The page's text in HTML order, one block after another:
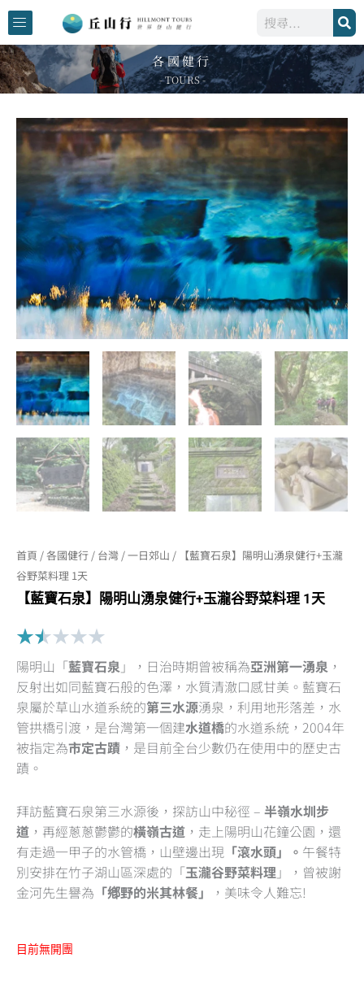
跳
至
主
要
內
搜
各國健行
- TOURS -
首頁 /各國健行 / 台灣 /一日郊山 / 【藍寶石泉】陽明山湧泉健行+玉瀧
谷野菜料理 1天
【藍寶石泉】陽明山湧泉健行+玉瀧谷野菜料理 1天
★★★★★
1.5
out
of
5
陽明山「藍寶石泉」，日治時期曾被稱為亞洲第一湧泉 ，
反射出如同藍寶石般的色澤，水質清澈口感甘美。藍寶石
泉屬於草山水道系統的第三水源湧泉，利用地形落差，水
管拱橋引渡，是台灣第一個建水道橋的水道系統，2004年
被指定為市定古蹟 ，是目前全台少數仍在使用中的歷史古
蹟。
拜訪藍寶石泉第三水源後，探訪山中秘徑 – 半嶺水圳步
道 ，再經蔥蔥鬱鬱的橫嶺古道 ，走上陽明山花鐘公園，還
有走過一甲子的水管橋，山壁邊出現 「滾水頭」。 午餐特
別安排在竹子湖山區深處的「玉瀧谷野菜料理」，曾被謝
金河先生譽為 「鄕野的米其林餐」 ，美味令人難忘!
目前無開團